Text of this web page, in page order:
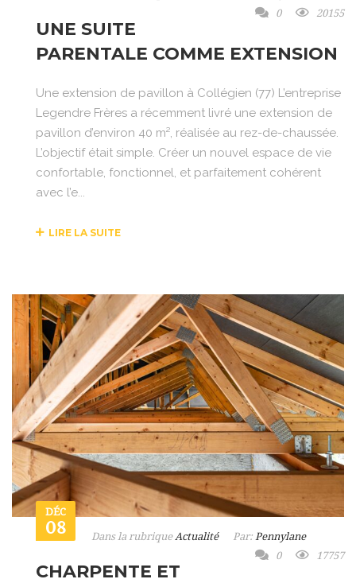
0
20155
UNE SUITE
PARENTALE COMME EXTENSION
Une extension de pavillon à Collégien (77) L’entreprise
Legendre Frères a récemment livré une extension de
pavillon d’environ 40 m², réalisée au rez-de-chaussée.
L’objectif était simple. Créer un nouvel espace de vie
confortable, fonctionnel, et parfaitement cohérent
avec l’e...
LIRE LA SUITE
DÉC
08 Dans la rubrique Actualité Par: Pennylane
0
17757
CHARPENTE ET